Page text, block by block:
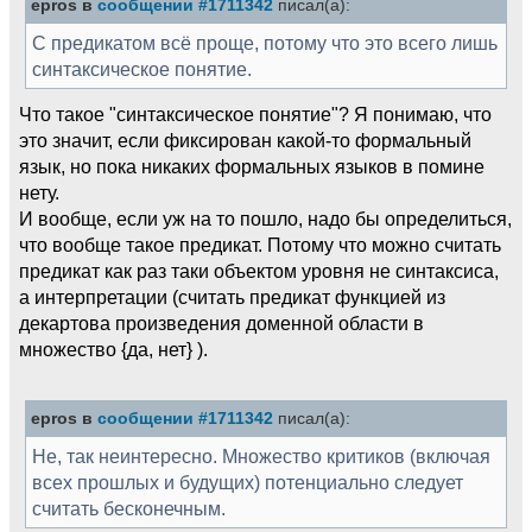
epros в сообщении #1711342 писал(а):
С предикатом всё проще, потому что это всего лишь
синтаксическое понятие.
Что такое "синтаксическое понятие"? Я понимаю, что
это значит, если фиксирован какой-то формальный
язык, но пока никаких формальных языков в помине
нету.
И вообще, если уж на то пошло, надо бы определиться,
что вообще такое предикат. Потому что можно считать
предикат как раз таки объектом уровня не синтаксиса,
а интерпретации (считать предикат функцией из
декартова произведения доменной области в
множество {да, нет} ).
epros в сообщении #1711342 писал(а):
Не, так неинтересно. Множество критиков (включая
всех прошлых и будущих) потенциально следует
считать бесконечным.